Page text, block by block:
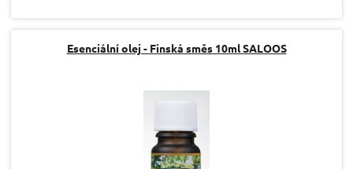
Esenciální olej - Finská směs 10ml SALOOS